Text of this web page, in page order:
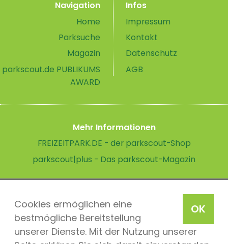
OK
Cookies ermöglichen eine
bestmögliche Bereitstellung
unserer Dienste. Mit der Nutzung unserer
Navigation
Home
Parksuche
Magazin
parkscout.de PUBLIKUMS
AWARD
Infos
Impressum
Kontakt
Datenschutz
AGB
Mehr Informationen
FREIZEITPARK.DE - der parkscout-Shop
parkscout|plus - Das parkscout-Magazin